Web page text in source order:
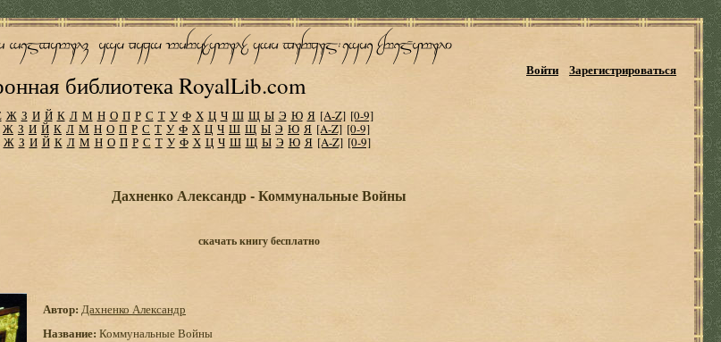
библиотека RoyalLib.com
Войти Зарегистрироваться
Ж З И Й К Л М Н О П Р С Т У Ф Х Ц Ч Ш Щ Ы Э Ю Я [A-Z] [0-9]
Ж З И Й К Л М Н О П Р С Т У Ф Х Ц Ч Ш Щ Ы Э Ю Я [A-Z] [0-9]
Ж З И Й К Л М Н О П Р С Т У Ф Х Ц Ч Ш Щ Ы Э Ю Я [A-Z] [0-9]
Дахненко Александр - Коммунальные Войны
скачать книгу бесплатно
Автор: Дахненко Александр
Название: Коммунальные Войны